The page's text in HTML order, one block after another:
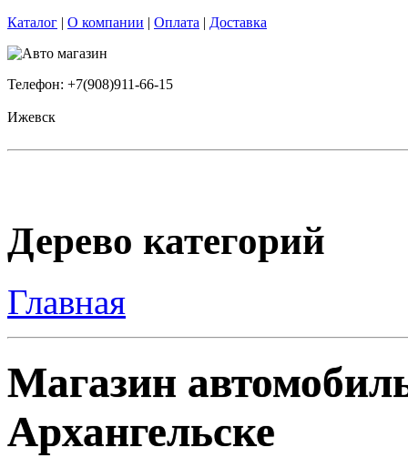
Каталог | О компании | Оплата | Доставка
Телефон: +7(908)911-66-15
Ижевск
Дерево категорий
Главная
Магазин
Архангельске